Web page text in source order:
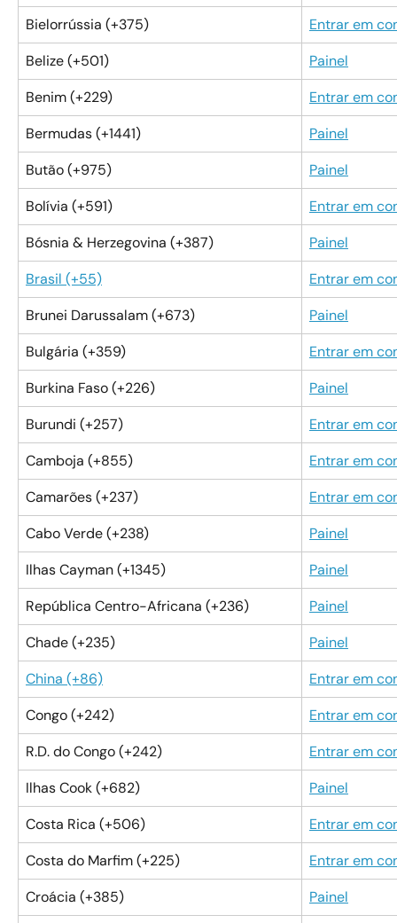
Bielorrússia (+375)
Entrar em
Belize (+501)
Painel
Benim (+229)
Entrar em
Bermudas (+1441)
Painel
Butão (+975)
Painel
Bolívia (+591)
Entrar em
Bósnia & Herzegovina (+387)
Painel
Brasil (+55)
Entrar em
Brunei Darussalam (+673)
Painel
Bulgária (+359)
Entrar em
Burkina Faso (+226)
Painel
Burundi (+257)
Entrar em
Camboja (+855)
Entrar em
Camarões (+237)
Entrar em
Cabo Verde (+238)
Painel
Ilhas Cayman (+1345)
Painel
República Centro-Africana (+236)
Painel
Chade (+235)
Painel
China (+86)
Entrar em
Congo (+242)
Entrar em
R.D. do Congo (+242)
Entrar em
Ilhas Cook (+682)
Painel
Costa Rica (+506)
Entrar em
Costa do Marfim (+225)
Entrar em
Croácia (+385)
Painel